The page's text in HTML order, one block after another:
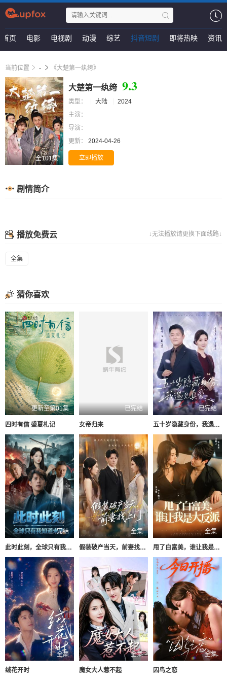
首页 电影 电视剧 动漫 综艺 抖音短剧 即将热映 资讯
当前位置 - 《大楚第一纨绔》
全101集
大楚第一纨绔 9.3
类型： 大陆
2024
主演：
导演：
更新：
2024-04-26
立即播放
剧情简介
↓无法播放请更换下面线路↓
播放免费云
全集
猜你喜欢
更新至第01集
四时有信 盛夏札记
已完结
女帝归来
已完结
五十岁隐藏身份，我遇见真爱
完结
此时此刻，全球只有我知道未来
全集
假装破产当天，前妻找上门
全集
甩了白富美，谁让我是大反派
全集
绒花开时
全集
魔女大人惹不起
全集
囚鸟之恋